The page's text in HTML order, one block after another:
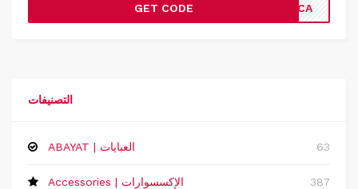
GET CODE VYCA
التصنيفات
ABAYAT | العبايات 63
Accessories | الإكسسوارات 387